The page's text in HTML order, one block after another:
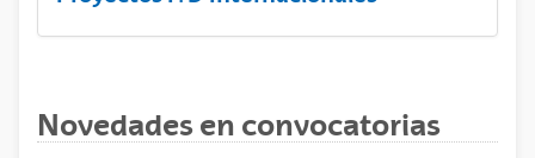
Novedades en convocatorias